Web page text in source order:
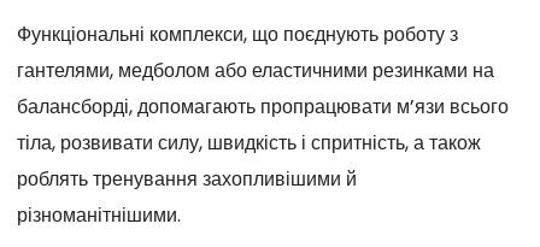
Функціональні комплекси, що поєднують роботу з
гантелями, медболом або еластичними резинками на
балансборді, допомагають пропрацювати м’язи всього
тіла, розвивати силу, швидкість і спритність, а також
роблять тренування захопливішими й
різноманітнішими.